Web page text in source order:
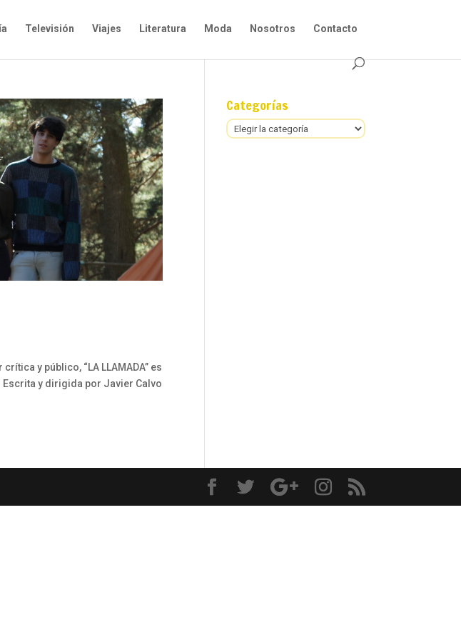
Televisión Viajes Literatura Moda Nosotros Contacto
y público, “LA LLAMADA” es
y dirigida por Javier Calvo
Categorías
Categorías